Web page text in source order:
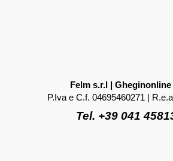
Felm s.r.l |
P.Iva e C.f. 04695460271 |
Tel. +39 041